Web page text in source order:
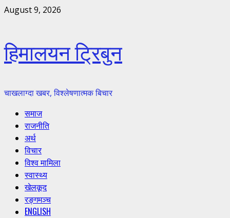
Skip
August 9, 2026
हिमालयन ट्रिबुन
चाखलाग्दा खबर, विश्लेषणात्मक बिचार
Primary
Menu
समाज
राजनीति
अर्थ
विचार
विश्व मामिला
स्वास्थ्य
खेलकूद
रङ्गमञ्च
ENGLISH